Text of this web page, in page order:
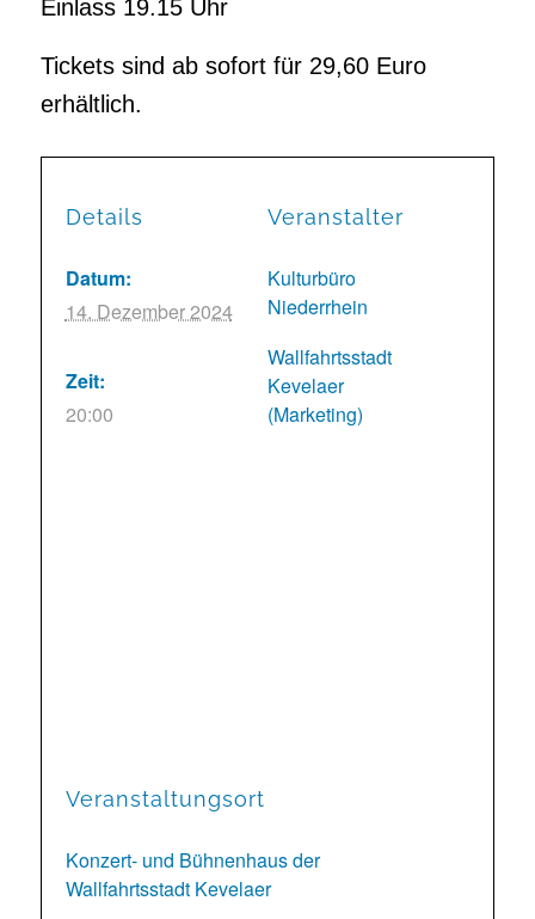
Einlass 19.15 Uhr
Tickets sind ab sofort für 29,60 Euro
erhältlich.
Details
Datum:
14. Dezember 2024
Zeit:
20:00
Veranstalter
Kulturbüro
Niederrhein
Wallfahrtsstadt
Kevelaer
(Marketing)
Veranstaltungsort
Konzert- und Bühnenhaus der
Wallfahrtsstadt Kevelaer